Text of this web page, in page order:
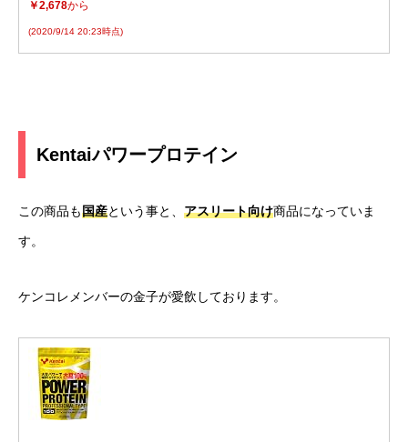
￥2,678から
(2020/9/14 20:23時点)
Kentaiパワープロテイン
この商品も国産という事と、 アスリート向け商品になっていま
す。
ケンコレメンバーの金子が愛飲しております。